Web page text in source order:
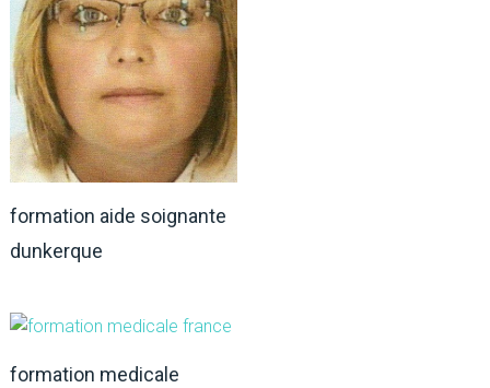
formation aide soignante
dunkerque
formation medicale